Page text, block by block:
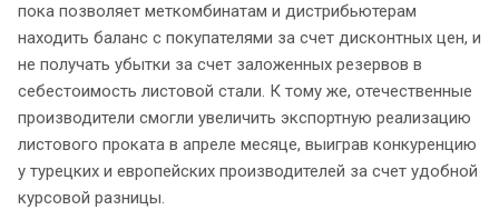
пока позволяет меткомбинатам и дистрибьютерам
находить баланс с покупателями за счет дисконтных цен, и
не получать убытки за счет заложенных резервов в
себестоимость листовой стали. К тому же, отечественные
производители смогли увеличить экспортную реализацию
листового проката в апреле месяце, выиграв конкуренцию
у турецких и европейских производителей за счет удобной
курсовой разницы.